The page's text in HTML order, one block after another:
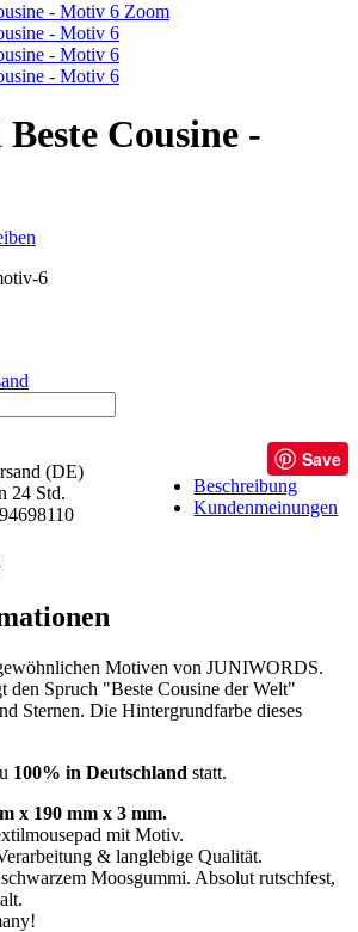
Zoom
Cousine -
6
(DE)
24 Std.
Save
Beschreibung
Kundenmeinungen
Motiven von JUNIWORDS.
den Spruch "Beste Cousine der Welt"
Sternen. Die Hintergrundfarbe dieses
100% in Deutschland statt.
x 190 mm x 3 mm.
mit Motiv.
& langlebige Qualität.
Moosgummi. Absolut rutschfest,